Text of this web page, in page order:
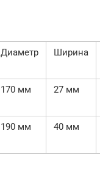
Диаметр Ширина
170 мм 27 мм
190 мм 40 мм